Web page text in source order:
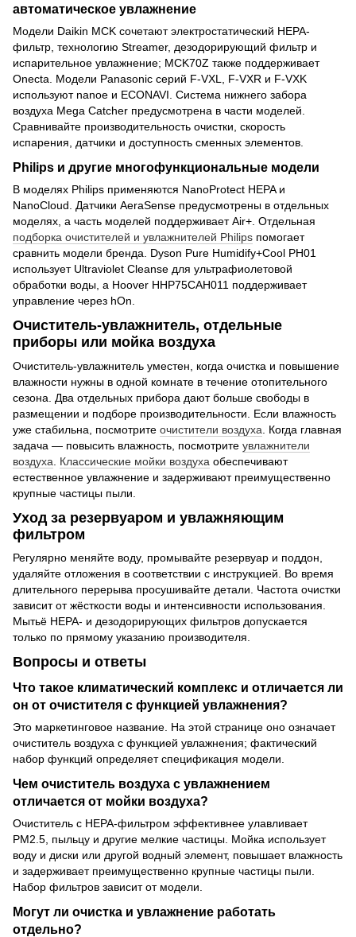
автоматическое увлажнение
Модели Daikin MCK сочетают электростатический HEPA-
фильтр, технологию Streamer, дезодорирующий фильтр и
испарительное увлажнение; MCK70Z также поддерживает
Onecta. Модели Panasonic серий F-VXL, F-VXR и F-VXK
используют nanoe и ECONAVI. Система нижнего забора
воздуха Mega Catcher предусмотрена в части моделей.
Сравнивайте производительность очистки, скорость
испарения, датчики и доступность сменных элементов.
Philips и другие многофункциональные модели
В моделях Philips применяются NanoProtect HEPA и
NanoCloud. Датчики AeraSense предусмотрены в отдельных
моделях, а часть моделей поддерживает Air+. Отдельная
подборка очистителей и увлажнителей Philips помогает
сравнить модели бренда. Dyson Pure Humidify+Cool PH01
использует Ultraviolet Cleanse для ультрафиолетовой
обработки воды, а Hoover HHP75CAH011 поддерживает
управление через hOn.
Очиститель-увлажнитель, отдельные
приборы или мойка воздуха
Очиститель-увлажнитель уместен, когда очистка и повышение
влажности нужны в одной комнате в течение отопительного
сезона. Два отдельных прибора дают больше свободы в
размещении и подборе производительности. Если влажность
уже стабильна, посмотрите очистители воздуха . Когда главная
задача — повысить влажность, посмотрите увлажнители
воздуха
Классические мойки воздуха обеспечивают
естественное увлажнение и задерживают преимущественно
крупные частицы пыли.
Уход за резервуаром и увлажняющим
фильтром
Регулярно меняйте воду, промывайте резервуар и поддон,
удаляйте отложения в соответствии с инструкцией. Во время
длительного перерыва просушивайте детали. Частота очистки
зависит от жёсткости воды и интенсивности использования.
Мытьё HEPA- и дезодорирующих фильтров допускается
только по прямому указанию производителя.
Вопросы и ответы
Что такое климатический комплекс и отличается ли
он от очистителя с функцией увлажнения?
Это маркетинговое название. На этой странице оно означает
очиститель воздуха с функцией увлажнения; фактический
набор функций определяет спецификация модели.
Чем очиститель воздуха с увлажнением
отличается от мойки воздуха?
Очиститель с HEPA-фильтром эффективнее улавливает
PM2.5, пыльцу и другие мелкие частицы. Мойка использует
воду и диски или другой водный элемент, повышает влажность
и задерживает преимущественно крупные частицы пыли.
Набор фильтров зависит от модели.
Могут ли очистка и увлажнение работать
отдельно?